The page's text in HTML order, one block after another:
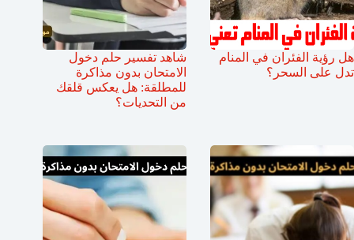
هل رؤية الفئران في المنام
تدل على السحر؟
شاهد تفسير حلم دخول
الامتحان بدون مذاكرة
للمطلقة: هل يعكس قلقك
من التحديات؟